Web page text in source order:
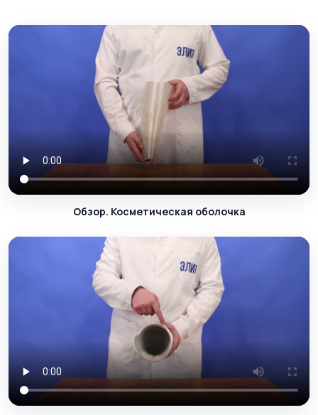
Обзор. Косметическая оболочка